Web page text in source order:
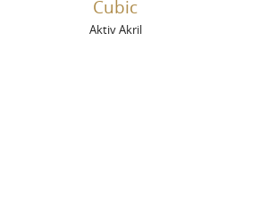
Cubic
Aktiv Akril